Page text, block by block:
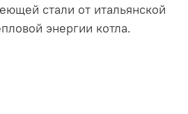
стали от итальянской
энергии котла.